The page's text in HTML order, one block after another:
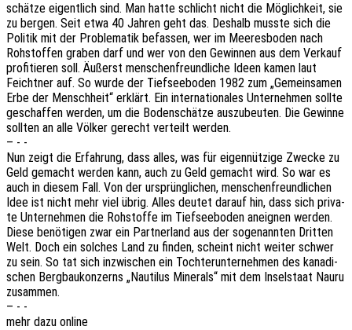
schät­ze eigent­lich sind. Man hatte schlicht nicht die Möglich­keit, sie
zu bergen. Seit etwa 40 Jahren geht das. Deshalb musste sich die
Poli­tik mit der Proble­ma­tik befas­sen, wer im Meeres­bo­den nach
Rohstof­fen graben darf und wer von den Gewin­nen aus dem Verkauf
profi­tie­ren soll. Äußerst menschen­freund­li­che Ideen kamen laut
Feicht­ner auf. So wurde der Tief­see­bo­den 1982 zum „Gemein­sa­men
Erbe der Mensch­heit“ erklärt. Ein inter­na­tio­na­les Unter­neh­men sollte
geschaf­fen werden, um die Boden­schät­ze auszu­beu­ten. Die Gewin­ne
soll­ten an alle Völker gerecht verteilt werden.
– - -
Nun zeigt die Erfah­rung, dass alles, was für eigen­nüt­zi­ge Zwecke zu
Geld gemacht werden kann, auch zu Geld gemacht wird. So war es
auch in diesem Fall. Von der ursprüng­li­chen, menschen­freund­li­chen
Idee ist nicht mehr viel übrig. Alles deutet darauf hin, dass sich priva­
te Unter­neh­men die Rohstof­fe im Tief­see­bo­den aneig­nen werden.
Diese benö­ti­gen zwar ein Part­ner­land aus der soge­nann­ten Drit­ten
Welt. Doch ein solches Land zu finden, scheint nicht weiter schwer
zu sein. So tat sich inzwi­schen ein Toch­ter­un­ter­neh­men des kana­di­
schen Berg­bau­kon­zerns „Nauti­lus Mine­rals“ mit dem Insel­staat Nauru
zusammen.
– - -
mehr dazu online